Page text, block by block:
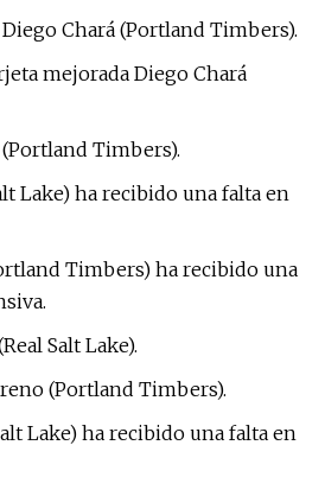
Chará (Portland Timbers).
mejorada Diego Chará
Timbers).
Lake) ha recibido una falta en
Timbers) ha recibido una
Salt Lake).
(Portland Timbers).
Lake) ha recibido una falta en